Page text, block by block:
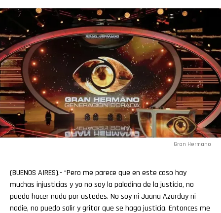
Gran Hermano
(BUENOS AIRES).- “Pero me parece que en este caso hay
muchas injusticias y yo no soy la paladina de la justicia, no
puedo hacer nada por ustedes. No soy ni Juana Azurduy ni
nadie, no puedo salir y gritar que se haga justicia. Entonces me